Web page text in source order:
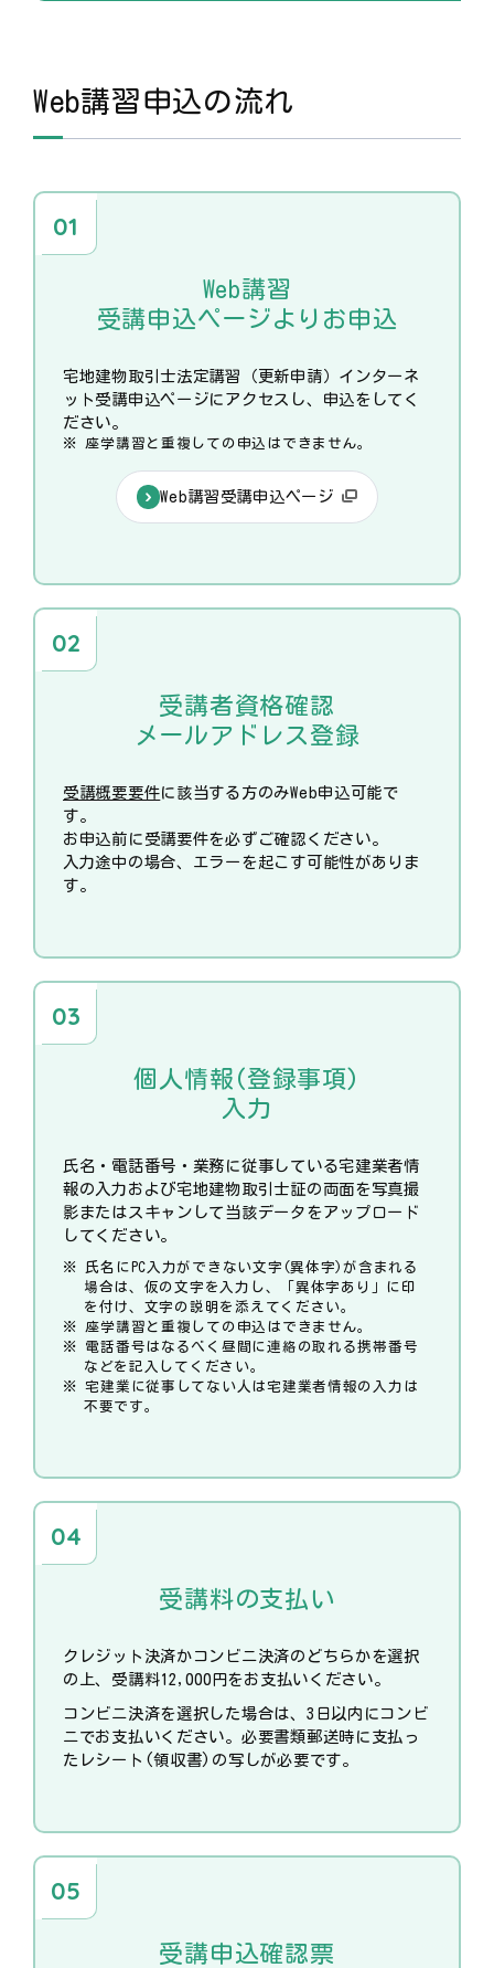
Web講習申込の流れ
Web講習
受講申込ページよりお申込
宅地建物取引士法定講習（更新申請）インターネ
ット受講申込ページにアクセスし、申込をしてく
ださい。
座学講習と重複しての申込はできません。
Web講習受講申込ページ
受講者資格確認
メールアドレス登録
受講概要要件に該当する方のみWeb申込可能で
す。
お申込前に受講要件を必ずご確認ください。
入力途中の場合、エラーを起こす可能性がありま
す。
個人情報(登録事項)
入力
氏名・電話番号・業務に従事している宅建業者情
報の入力および宅地建物取引士証の両面を写真撮
影またはスキャンして当該データをアップロード
してください。
氏名にPC入力ができない文字(異体字)が含まれる
場合は、仮の文字を入力し、「異体字あり」に印
を付け、文字の説明を添えてください。
座学講習と重複しての申込はできません。
電話番号はなるべく昼間に連絡の取れる携帯番号
などを記入してください。
宅建業に従事してない人は宅建業者情報の入力は
不要です。
受講料の支払い
クレジット決済かコンビニ決済のどちらかを選択
の上、受講料12,000円をお支払いください。
コンビニ決済を選択した場合は、3日以内にコンビ
ニでお支払いください。必要書類郵送時に支払っ
たレシート(領収書)の写しが必要です。
受講申込確認票